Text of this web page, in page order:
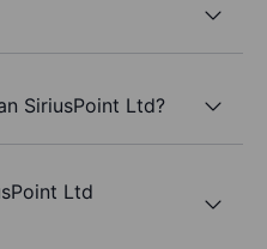
SiriusPoint Ltd?
Ltd